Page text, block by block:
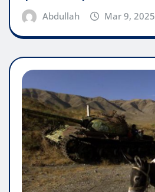
Abdullah Mar 9, 2025